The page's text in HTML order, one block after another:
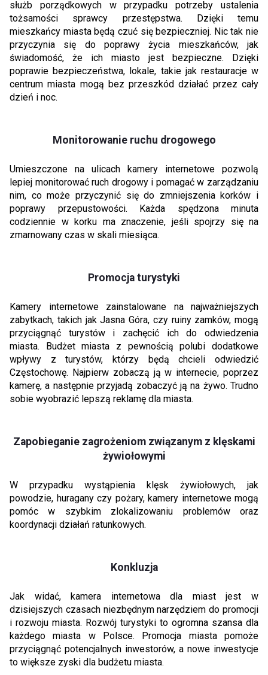
służb porządkowych w przypadku potrzeby ustalenia
tożsamości sprawcy przestępstwa. Dzięki temu
mieszkańcy miasta będą czuć się bezpieczniej. Nic tak nie
przyczynia się do poprawy życia mieszkańców, jak
świadomość, że ich miasto jest bezpieczne. Dzięki
poprawie bezpieczeństwa, lokale, takie jak restauracje w
centrum miasta mogą bez przeszkód działać przez cały
dzień i noc.
Monitorowanie ruchu drogowego
Umieszczone na ulicach kamery internetowe pozwolą
lepiej monitorować ruch drogowy i pomagać w zarządzaniu
nim, co może przyczynić się do zmniejszenia korków i
poprawy przepustowości. Każda spędzona minuta
codziennie w korku ma znaczenie, jeśli spojrzy się na
zmarnowany czas w skali miesiąca.
Promocja turystyki
Kamery internetowe zainstalowane na najważniejszych
zabytkach, takich jak Jasna Góra, czy ruiny zamków, mogą
przyciągnąć turystów i zachęcić ich do odwiedzenia
miasta. Budżet miasta z pewnością polubi dodatkowe
wpływy z turystów, którzy będą chcieli odwiedzić
Częstochowę. Najpierw zobaczą ją w internecie, poprzez
kamerę, a następnie przyjadą zobaczyć ją na żywo. Trudno
sobie wyobrazić lepszą reklamę dla miasta.
Zapobieganie zagrożeniom związanym z klęskami
żywiołowymi
W przypadku wystąpienia klęsk żywiołowych, jak
powodzie, huragany czy pożary, kamery internetowe mogą
pomóc w szybkim zlokalizowaniu problemów oraz
koordynacji działań ratunkowych.
Konkluzja
Jak widać, kamera internetowa dla miast jest w
dzisiejszych czasach niezbędnym narzędziem do promocji
i rozwoju miasta. Rozwój turystyki to ogromna szansa dla
każdego miasta w Polsce. Promocja miasta pomoże
przyciągnąć potencjalnych inwestorów, a nowe inwestycje
to większe zyski dla budżetu miasta.